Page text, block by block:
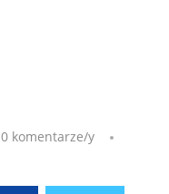
0 komentarze/y